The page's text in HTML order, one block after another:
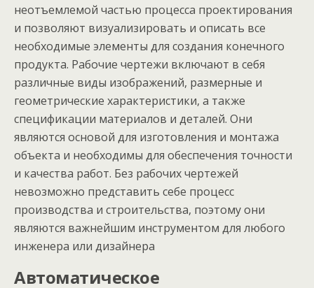
неотъемлемой частью процесса проектирования
и позволяют визуализировать и описать все
необходимые элементы для создания конечного
продукта. Рабочие чертежи включают в себя
различные виды изображений, размерные и
геометрические характеристики, а также
спецификации материалов и деталей. Они
являются основой для изготовления и монтажа
объекта и необходимы для обеспечения точности
и качества работ. Без рабочих чертежей
невозможно представить себе процесс
производства и строительства, поэтому они
являются важнейшим инструментом для любого
инженера или дизайнера
Автоматическое